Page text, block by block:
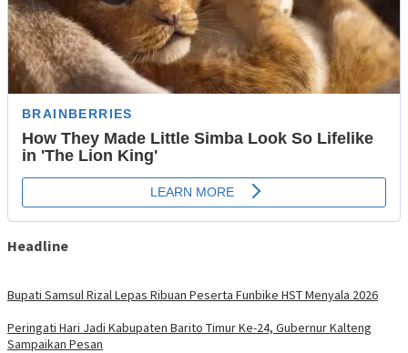
Headline
Bupati Samsul Rizal Lepas Ribuan Peserta Funbike HST Menyala 2026
Peringati Hari Jadi Kabupaten Barito Timur Ke-24, Gubernur Kalteng
Sampaikan Pesan